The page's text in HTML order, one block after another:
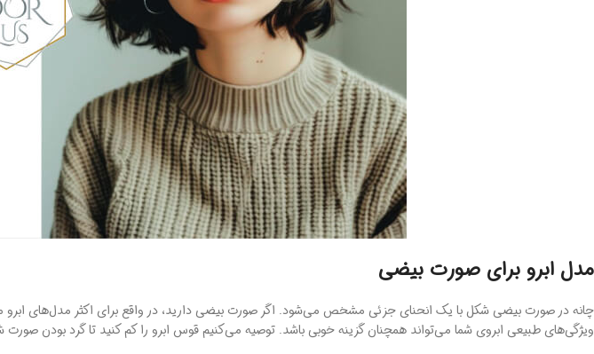
مدل ابرو برای صورت بیضی
چانه در صورت بیضی شکل با یک انحنای جزئی مشخص می‌شود. اگر صورت بیضی دارید، در واقع برای اکثر مدل‌های ابرو
ویژگی‌های طبیعی ابروی شما می‌تواند همچنان گزینه خوبی باشد. توصیه می‌کنیم قوس ابرو را کم کنید تا گرد بودن